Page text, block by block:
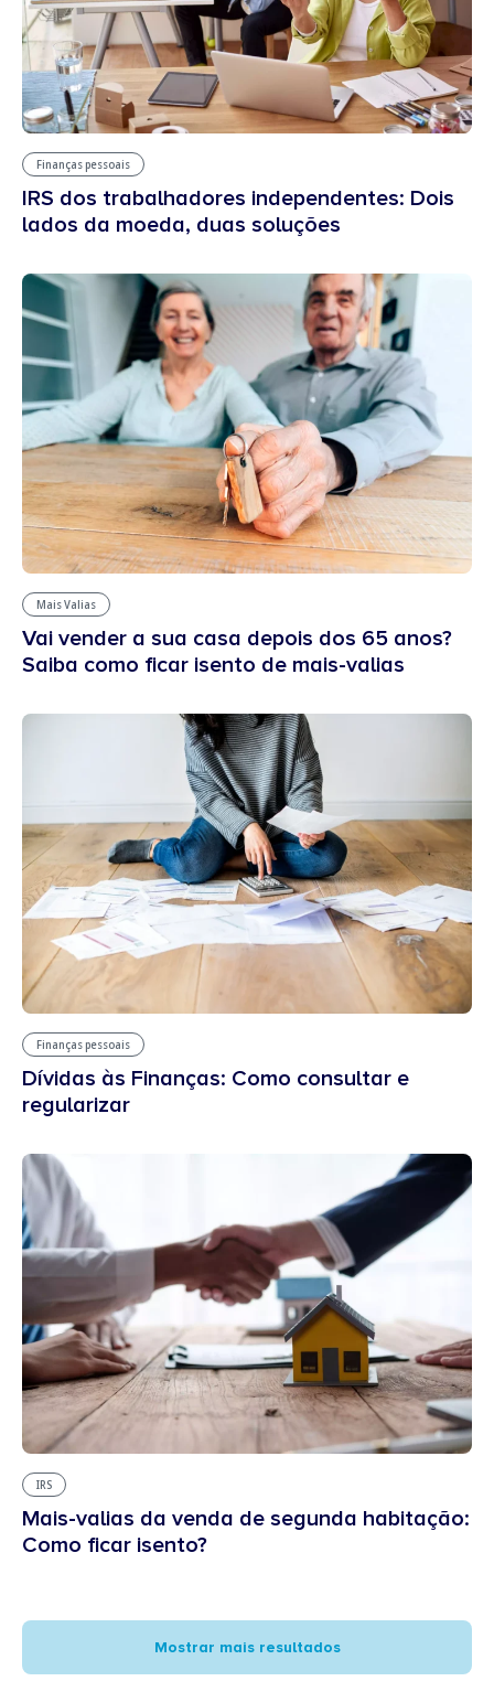
Finanças pessoais
IRS dos trabalhadores independentes: Dois
lados da moeda, duas soluções
Mais Valias
Vai vender a sua casa depois dos 65 anos?
Saiba como ficar isento de mais-valias
Finanças pessoais
Dívidas às Finanças: Como consultar e
regularizar
IRS
Mais-valias da venda de segunda habitação:
Como ficar isento?
Mostrar mais resultados